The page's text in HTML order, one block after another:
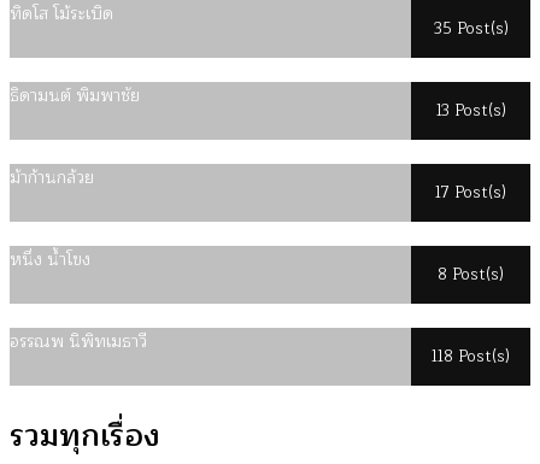
ทิดโส โม้ระเบิด
35 Post(s)
ธิดามนต์ พิมพาชัย
13 Post(s)
ม้าก้านกล้วย
17 Post(s)
หนึ่ง น้ำโขง
8 Post(s)
อรรณพ นิพิทเมธาวี
118 Post(s)
รวมทุกเรื่อง